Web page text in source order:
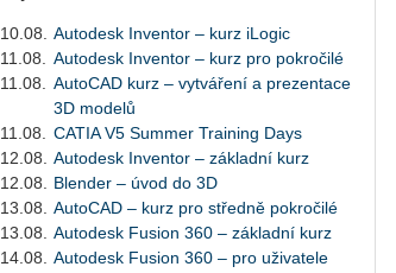
10.08.
Autodesk Inventor – kurz iLogic
11.08.
Autodesk Inventor – kurz pro pokročilé
11.08.
AutoCAD kurz – vytváření a prezentace
3D modelů
11.08.
CATIA V5 Summer Training Days
12.08.
Autodesk Inventor – základní kurz
12.08.
Blender – úvod do 3D
13.08.
AutoCAD – kurz pro středně pokročilé
13.08.
Autodesk Fusion 360 – základní kurz
14.08.
Autodesk Fusion 360 – pro uživatele